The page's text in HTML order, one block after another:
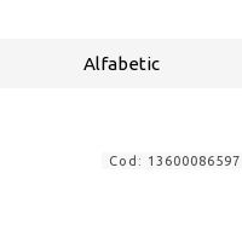
Alfabetic
Cod: 13600086597